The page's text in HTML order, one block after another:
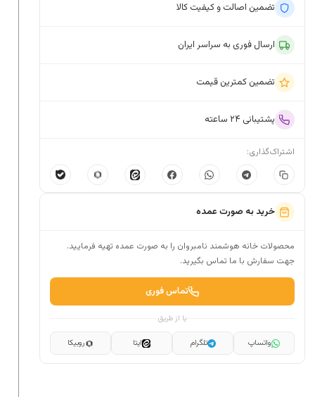
تضمین اصالت و کیفیت کالا
ارسال فوری به سراسر ایران
تضمین کمترین قیمت
پشتیبانی ۲۴ ساعته
اشتراک‌گذاری:
خرید به صورت عمده
محصولات خانه هوشمند نامبروان را به صورت عمده تهیه فرمایید.
جهت سفارش با ما تماس بگیرید.
تماس فوری
یا از طریق
واتساپ تلگرام ایتا روبیکا